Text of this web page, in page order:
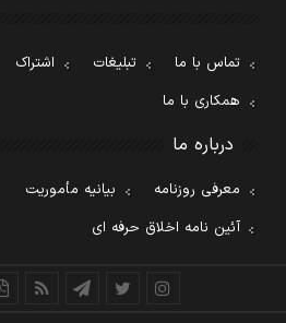
تماس با ما تبلیغات اشتراک
همکاری با ما
درباره ما
معرفی روزنامه
بیانیه مأموریت
آئین نامه اخلاق حرفه ای